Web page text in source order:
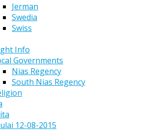
Jerman
Swedia
Swiss
Info
Governments
Nias Regency
South Nias Regency
12-08-2015